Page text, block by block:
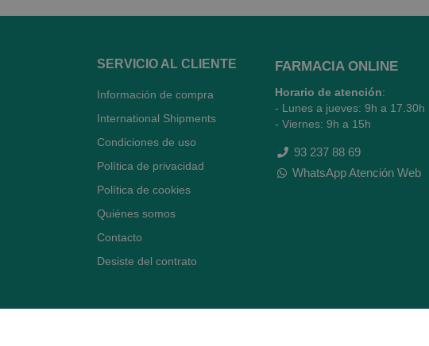
SERVICIO AL CLIENTE
Información de compra
International Shipments
Condiciones de uso
Política de privacidad
Política de cookies
Quiénes somos
Contacto
Desiste del contrato
FARMACIA ONLINE
Horario de atención:
- Lunes a jueves: 9h a 17.30h
- Viernes: 9h a 15h
93 237 88 69
WhatsApp Atención Web